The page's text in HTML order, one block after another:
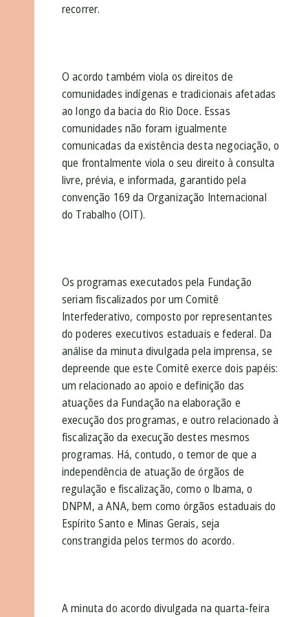
recorrer.
O acordo também viola os direitos de
comunidades indígenas e tradicionais afetadas
ao longo da bacia do Rio Doce. Essas
comunidades não foram igualmente
comunicadas da existência desta negociação, o
que frontalmente viola o seu direito à consulta
livre, prévia, e informada, garantido pela
convenção 169 da Organização Internacional
do Trabalho (OIT).
Os programas executados pela Fundação
seriam fiscalizados por um Comitê
Interfederativo, composto por representantes
do poderes executivos estaduais e federal. Da
análise da minuta divulgada pela imprensa, se
depreende que este Comitê exerce dois papéis:
um relacionado ao apoio e definição das
atuações da Fundação na elaboração e
execução dos programas, e outro relacionado à
fiscalização da execução destes mesmos
programas. Há, contudo, o temor de que a
independência de atuação de órgãos de
regulação e fiscalização, como o Ibama, o
DNPM, a ANA, bem como órgãos estaduais do
Espírito Santo e Minas Gerais, seja
constrangida pelos termos do acordo.
A minuta do acordo divulgada na quarta-feira